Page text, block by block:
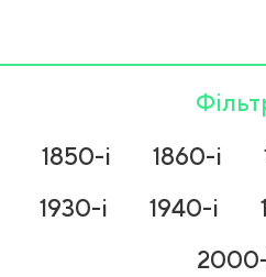
1850-і
1860-і
1930-і
1940-і